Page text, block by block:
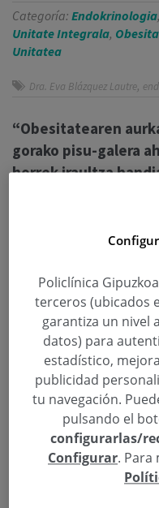
Categoría: Endokrinologia,
Unitate Integrala,
Unitatea
Dra. Eva Blázquez Lautre,
“Obesitatearen
gorako pisu-galera
horrek iraultza
Irakurtzen jarraitu
Policlínica
terceros (ubicados
garantiza un nivel
datos) para
estadístico,
publicidad
tu navegación.
pulsando el
configurarlas/
Configurar. Para